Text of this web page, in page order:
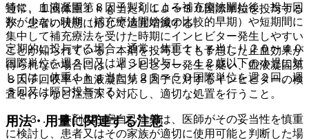
特に、血液凝固第８因子製剤による補充療法開始後、投与回
数が少ない時期（補充療法開始後の比較的早期）や短期間に
集中して補充療法を受けた時期にインヒビター発生しやすい
ことが知られている。本剤を投与しても予想した止血効果が
得られない場合には、インヒビター発生を疑い、血液凝固第
８因子回収率や血液凝固第８因子に対するインヒビターの検
査を行うなど注意深く対応し、適切な処置を行うこと。
８．３． 本剤の在宅自己注射は、医師がその妥当性を慎重
に検討し、患者又はその家族が適切に使用可能と判断した場
通常、１回体重１ｋｇ当たり１０〜３０国際単位を投与する
が、患者の状態に応じて適宜増減する。
定期的に投与する場合、通常、体重１ｋｇ当たり２０〜４０
国際単位を週２回又は週３回投与し、１２歳以下の小児に対
しては、体重１ｋｇ当たり２５〜５０国際単位を週２回、週
３回又は隔日投与する。
用法・用量に関連する注意